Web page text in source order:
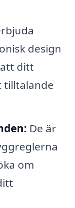
design
ditt
tilltalande
De är
om